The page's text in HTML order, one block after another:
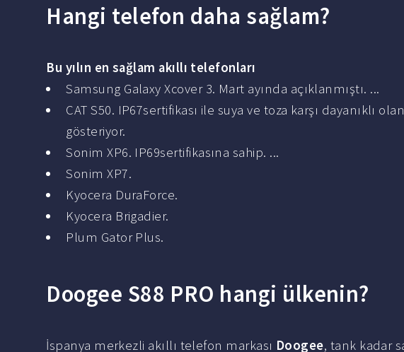
Hangi telefon daha sağlam?
Bu yılın en sağlam akıllı telefonları
Samsung Galaxy Xcover 3. Mart ayında açıklanmıştı. ...
CAT S50. IP67sertifikası ile suya ve toza karşı dayanıklı
gösteriyor.
Sonim XP6. IP69sertifikasına sahip. ...
Sonim XP7.
Kyocera DuraForce.
Kyocera Brigadier.
Plum Gator Plus.
Doogee S88 PRO hangi ülkenin?
İspanya merkezli akıllı telefon markası Doogee, tank kadar